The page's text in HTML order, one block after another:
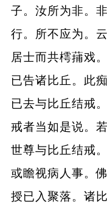
子。汝所为非。
行。所不应为。
居士而共樗蒱戏
已告诸比丘。此
已去与比丘结戒
戒者当如是说。
世尊与比丘结戒
或瞻视病人事。
授已入聚落。诸